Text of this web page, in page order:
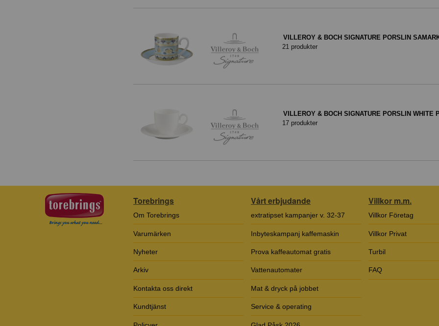
VILLEROY & BOCH SIGNATURE PORSLIN
21 produkter
VILLEROY & BOCH SIGNATURE PORSLIN WHITE
17 produkter
Torebrings
Om Torebrings
Varumärken
Nyheter
Arkiv
Kontakta oss direkt
Kundtjänst
Vårt erbjudande
extratipset kampanjer v. 32-37
Inbyteskampanj kaffemaskin
Prova kaffeautomat gratis
Vattenautomater
Mat & dryck på jobbet
Service & operating
Villkor m.m.
Villkor Företag
Villkor Privat
Turbil
FAQ